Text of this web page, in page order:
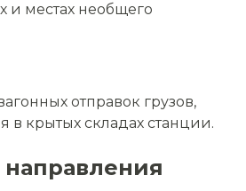
и местах необщего
отправок грузов,
в крытых складах станции.